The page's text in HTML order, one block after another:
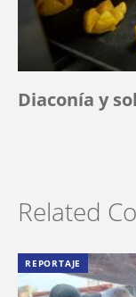
Diaconía y
Related
REPORTAJE